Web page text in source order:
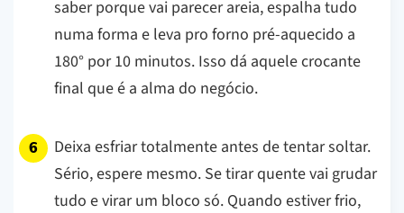
saber porque vai parecer areia, espalha tudo
numa forma e leva pro forno pré-aquecido a
180° por 10 minutos. Isso dá aquele crocante
final que é a alma do negócio.
Deixa esfriar totalmente antes de tentar soltar.
Sério, espere mesmo. Se tirar quente vai grudar
tudo e virar um bloco só. Quando estiver frio,